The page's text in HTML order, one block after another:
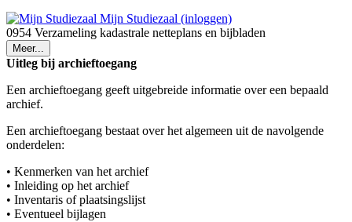
Mijn Studiezaal (inloggen)
0954 Verzameling kadastrale netteplans en bijbladen
Meer...
Uitleg bij archieftoegang
Een archieftoegang geeft uitgebreide informatie over een bepaald
archief.
Een archieftoegang bestaat over het algemeen uit de navolgende
onderdelen:
• Kenmerken van het archief
• Inleiding op het archief
• Inventaris of plaatsingslijst
• Eventueel bijlagen